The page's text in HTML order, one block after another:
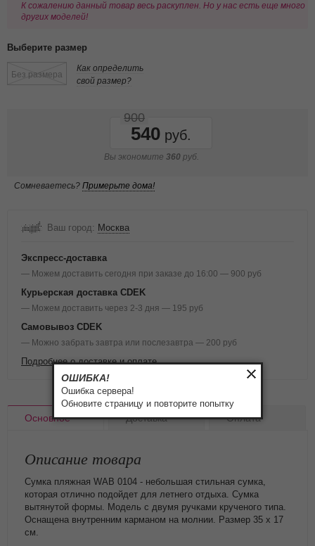
К сожалению данный товар весь раскуплен. Но у нас есть еще много
других моделей!
Выберите размер
Без размера
Как определить
свой размер?
540
900
Вы экономите 360 руб.
Сомневаетесь? Примерьте дома!
Ваш город: Москва
Экспресс-доставка
— Можем доставить сегодня при заказе до 16:00 — 900 руб
Курьерская доставка CDEK
— Можем доставить через 2-3 дня — 195 руб
Самовывоз CDEK
— Можно забрать завтра или послезавтра — 200 руб
Подробнее о доставке и оплате
Основное Доставка Оплата
Описание товара
Сумка пляжная WAB 0104 - небольшая стильная сумка,
которая отлично подойдет для летнего отдыха. Сумка
вытянутой формы. Модель с двумя ручками крученого типа.
Оснащена внутренним карманом на молнии. Размер 35 х 17
см.
ОШИБКА!
Ошибка сервера!
Обновите страницу и повторите попытку